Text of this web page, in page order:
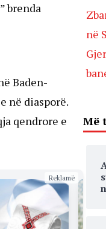
brenda
Baden-
në diasporë.
qendrore e
Reklamë
në
Më